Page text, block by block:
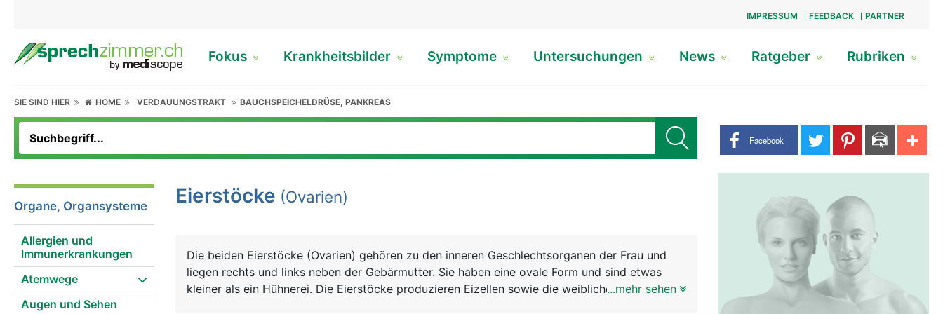
IMPRESSUM FEEDBACK PARTNER
Fokus Krankheitsbilder Symptome Untersuchungen News Ratgeber Rubriken
SIE SIND HIER HOME VERDAUUNGSTRAKT BAUCHSPEICHELDRÜSE, PANKREAS
Share buttons
Facebook
Organe, Organsysteme
Allergien und
Immunerkrankungen
Atemwege
Augen und Sehen
Eierstöcke (Ovarien)
Die beiden Eierstöcke (Ovarien) gehören zu den inneren Geschlechtsorganen der Frau und
liegen rechts und links neben der Gebärmutter. Sie haben eine ovale Form und sind etwas
kleiner als ein Hühnerei. Die Eierstöcke produzieren Eizellen sowie die weiblichen...mehr sehen